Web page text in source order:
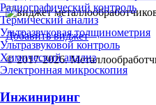
Радиографический контроль
Термический анализ
Ультразвуковая толщинометрия
Ультразвуковой контроль
Химический анализ
Электронная микроскопия
Инжиниринг
Добавить виджет
© 2017-2026.